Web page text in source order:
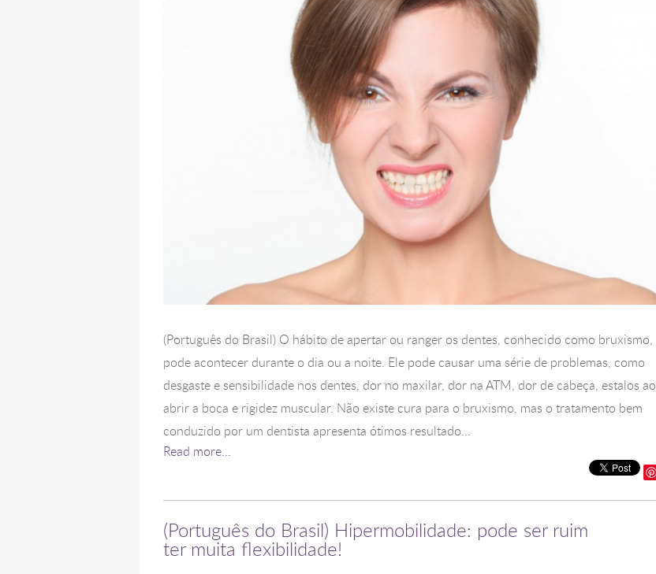
(Português do Brasil) O hábito de apertar ou ranger os dentes, conhecido como bruxismo,
pode acontecer durante o dia ou a noite. Ele pode causar uma série de problemas, como
desgaste e sensibilidade nos dentes, dor no maxilar, dor na ATM, dor de cabeça, estalos ao
abrir a boca e rigidez muscular. Não existe cura para o bruxismo, mas o tratamento bem
conduzido por um dentista apresenta ótimos resultado...
Read more...
(Português do Brasil) Hipermobilidade: pode ser ruim
ter muita flexibilidade!